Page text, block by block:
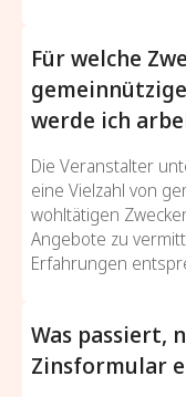
Für welche
werde ich
Die Veranstalter
eine Vielzahl von
wohltätigen
Angebote zu
Erfahrungen
Was passiert,
Zinsformular